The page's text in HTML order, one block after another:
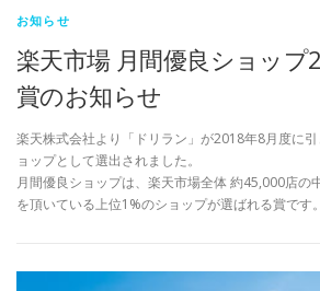
お知らせ
楽天市場 月間優良ショップ
賞のお知らせ
楽天株式会社より「ドリラン」が2018年8月度に
ョップとして選出されました。
月間優良ショップは、楽天市場全体 約45,000店の
を頂いている上位1%のショップが選ばれる賞です。